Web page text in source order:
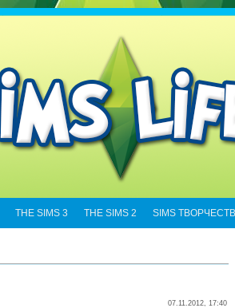
THE SIMS 3 THE SIMS 2 SIMS
07.11.2012, 17:40